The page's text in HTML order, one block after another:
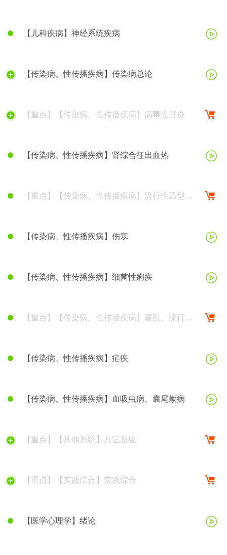
【儿科疾病】神经系统疾病
【传染病、性传播疾病】传染病总论
【重点】【传染病、性传播疾病】病毒性肝炎
【传染病、性传播疾病】肾综合征出血热
【重点】【传染病、性传播疾病】流行性乙型脑
【传染病、性传播疾病】伤寒
【传染病、性传播疾病】细菌性痢疾
【重点】【传染病、性传播疾病】霍乱、流行性
【传染病、性传播疾病】疟疾
【传染病、性传播疾病】血吸虫病、囊尾蚴病
【重点】【其他系统】其它系统
【重点】【实践综合】实践综合
【医学心理学】绪论